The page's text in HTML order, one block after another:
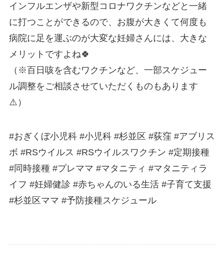
インフルエンザや新型コロナワクチンなどと一緒
に打つことができるので、お腹が大きくて何度も
病院に足を運ぶのが大変な妊婦さんには、大きな
メリットですよね🍀
（※百日咳を含むワクチンなど、一部スケジュー
ル調整をご相談させていただくものもあります
⚠️）
#おぎくぼ小児科 #小児科 #杉並区 #荻窪 #アブリス
ボ #RSウイルス #RSウイルスワクチン #定期接種
#同時接種 #プレママ #マタニティ #マタニティラ
イフ #妊婦健診 #赤ちゃんのいる生活 #子育て支援
#杉並区ママ #予防接種スケジュール